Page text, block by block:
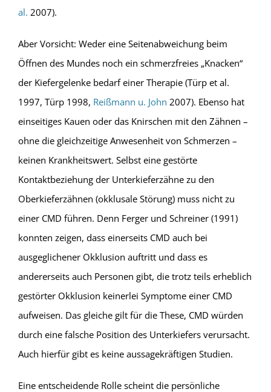
al. 2007).
Aber Vorsicht: Weder eine Seitenabweichung beim
Öffnen des Mundes noch ein schmerzfreies „Knacken“
der Kiefergelenke bedarf einer Therapie (Türp et al.
1997, Türp 1998, Reißmann u. John 2007). Ebenso hat
einseitiges Kauen oder das Knirschen mit den Zähnen –
ohne die gleichzeitige Anwesenheit von Schmerzen –
keinen Krankheitswert. Selbst eine gestörte
Kontaktbeziehung der Unterkieferzähne zu den
Oberkieferzähnen (okklusale Störung) muss nicht zu
einer CMD führen. Denn Ferger und Schreiner (1991)
konnten zeigen, dass einerseits CMD auch bei
ausgeglichener Okklusion auftritt und dass es
andererseits auch Personen gibt, die trotz teils erheblich
gestörter Okklusion keinerlei Symptome einer CMD
aufweisen. Das gleiche gilt für die These, CMD würden
durch eine falsche Position des Unterkiefers verursacht.
Auch hierfür gibt es keine aussagekräftigen Studien.
Eine entscheidende Rolle scheint die persönliche